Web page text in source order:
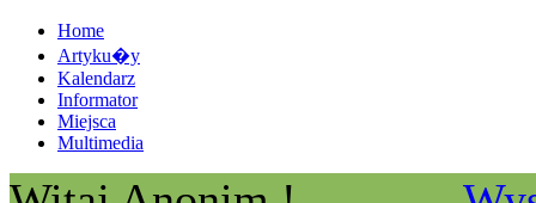
Home
Artyku�y
Kalendarz
Informator
Miejsca
Multimedia